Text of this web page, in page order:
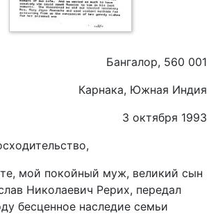
Бангалор, 560 001
Карнака, Южная Индия
3 октября 1993
мой покойный муж, великий сын
Николаевич Рерих, передал
бесценное наследие семьи